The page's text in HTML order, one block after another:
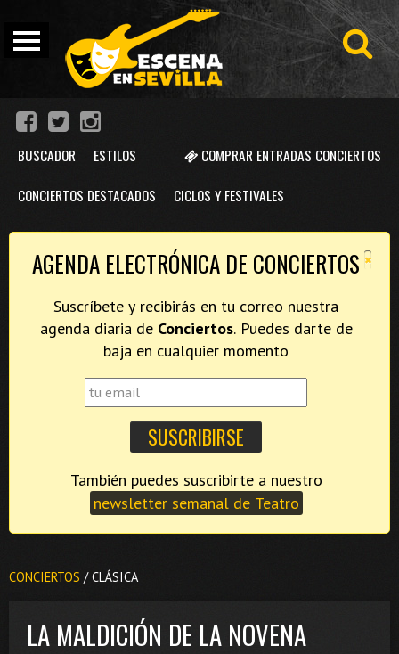
COMPRAR ENTRADAS CONCIERTOS
BUSCADOR ESTILOS
CONCIERTOS DESTACADOS CICLOS Y FESTIVALES
×
AGENDA ELECTRÓNICA DE CONCIERTOS
Suscríbete y recibirás en tu correo nuestra
agenda diaria de Conciertos. Puedes darte de
baja en cualquier momento
newsletter semanal de Teatro
CONCIERTOS / CLÁSICA
LA MALDICIÓN DE LA NOVENA